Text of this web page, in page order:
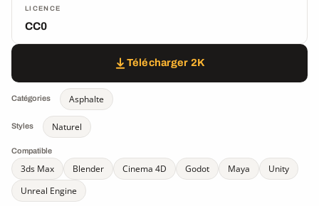
LICENCE
CC0
Télécharger 2K
Catégories Asphalte
Styles Naturel
Compatible
3ds Max Blender Cinema 4D Godot Maya
Unity
Unreal Engine